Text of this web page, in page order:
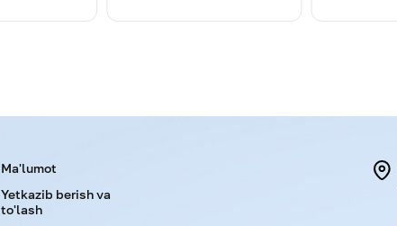
Menu footer
Ma'lumot
Yetkazib berish va
to'lash